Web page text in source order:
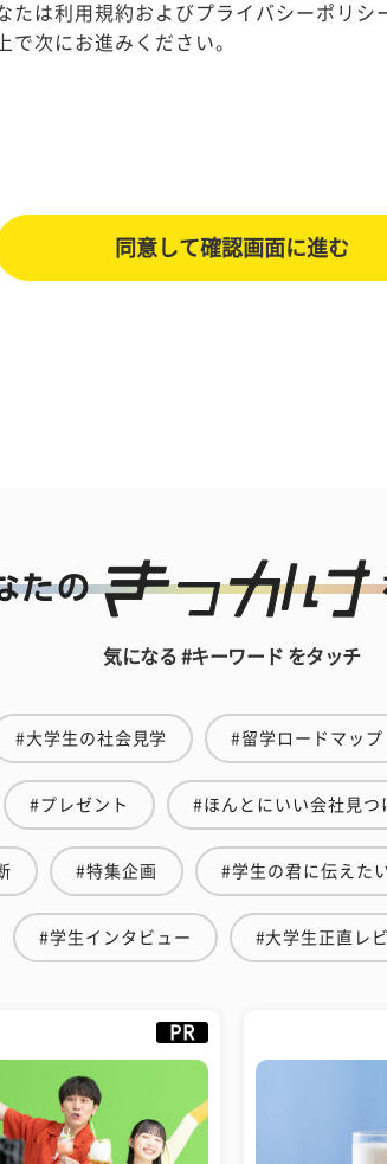
たは利用規約およびプライバシーポリシ
で次にお進みください。
気になる #キーワード をタッチ
#大学生の社会見学 #留学ロードマップ
#プレゼント #ほんとにいい会社見つ
#特集企画 #学生の君に伝えた
#学生インタビュー #大学生正直レ
PR